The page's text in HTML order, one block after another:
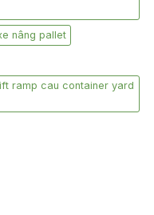
nâng pallet
ramp cau container yard